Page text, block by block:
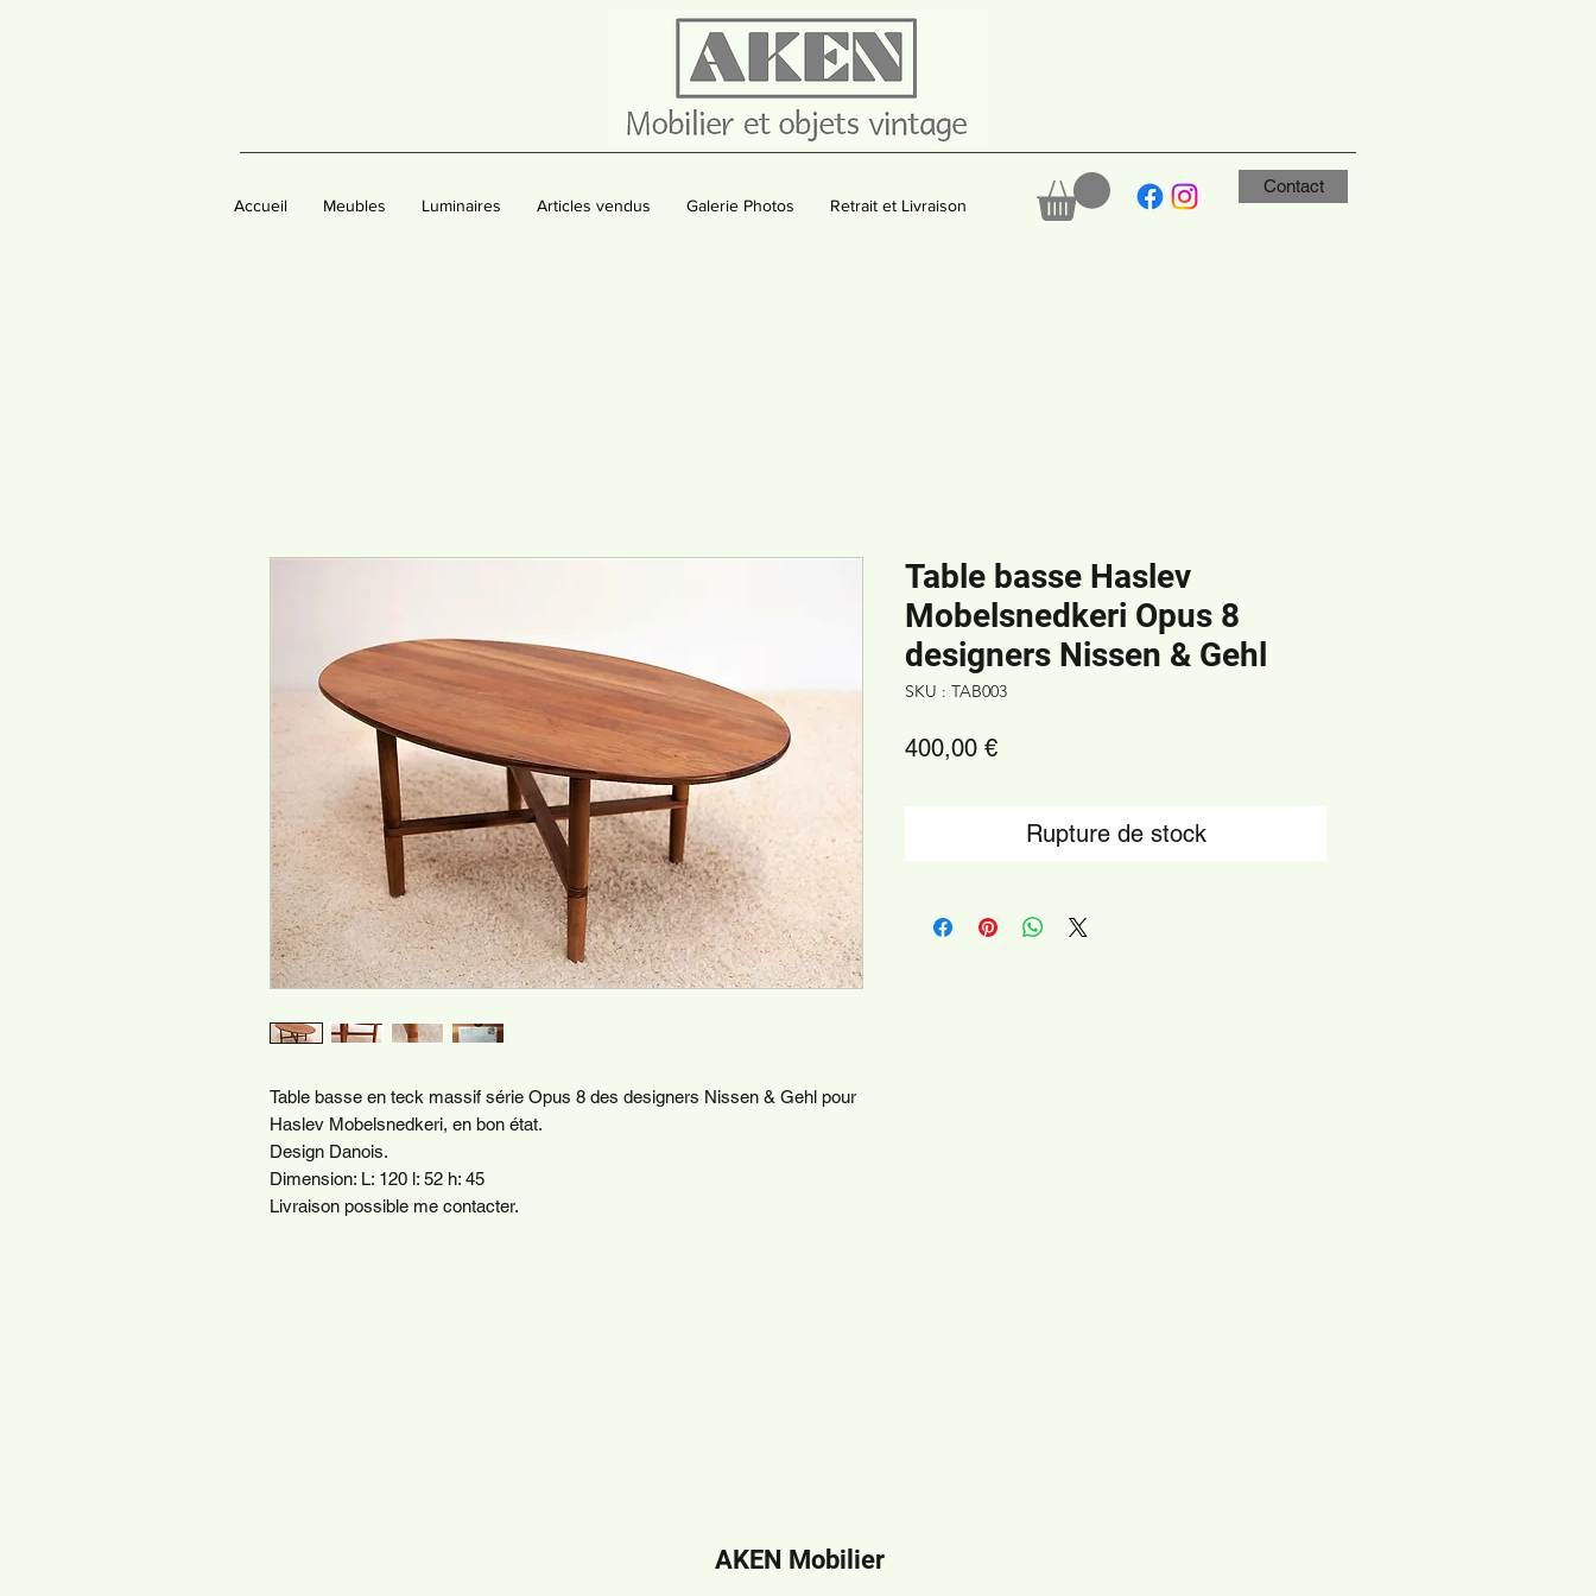
Accueil Meubles Luminaires Articles vendus Galerie Photos Retrait et Livraison
Contact
Table basse en teck massif série Opus 8 des designers Nissen & Gehl pour
Haslev Mobelsnedkeri, en bon état.
Design Danois.
Dimension: L: 120 l: 52 h: 45
Livraison possible me contacter.
Table basse Haslev
Mobelsnedkeri Opus 8
designers Nissen & Gehl
SKU : TAB003
400,00 €Prix
Rupture de stock
AKEN Mobilier